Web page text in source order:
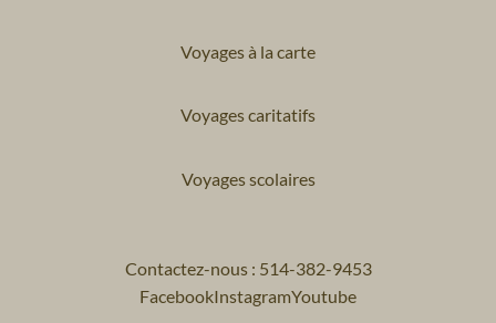
Voyages à la carte
Voyages caritatifs
Voyages scolaires
Contactez-nous : 514-382-9453
FacebookInstagramYoutube